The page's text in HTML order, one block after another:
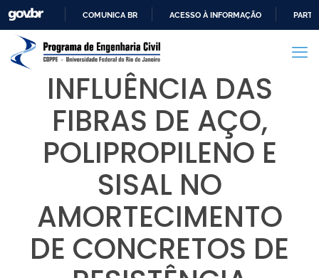
PARA
CONTEÚDO
COMUNICA BR ACESSO À INFORMAÇÃO
INFLUÊNCIA DAS
FIBRAS DE AÇO,
POLIPROPILENO E
SISAL NO
AMORTECIMENTO
DE CONCRETOS DE